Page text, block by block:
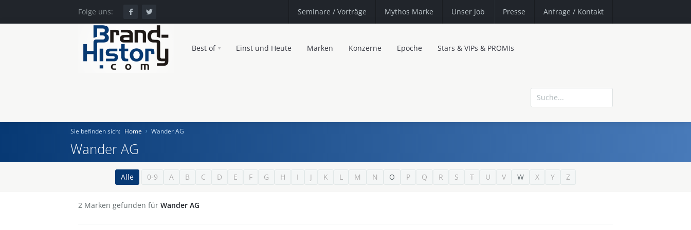
Folge uns: Seminare / Vorträge Mythos Marke Unser Job Presse Anfrage / Kontakt
Best of Einst und Heute Marken Konzerne Epoche Stars & VIPs & PROMIs
Sie befinden sich: Home Wander AG
Wander AG
Alle 0-9 A B C D E F G H I J K L M N O P Q R S T U V W X Y Z
2 Marken gefunden für Wander AG